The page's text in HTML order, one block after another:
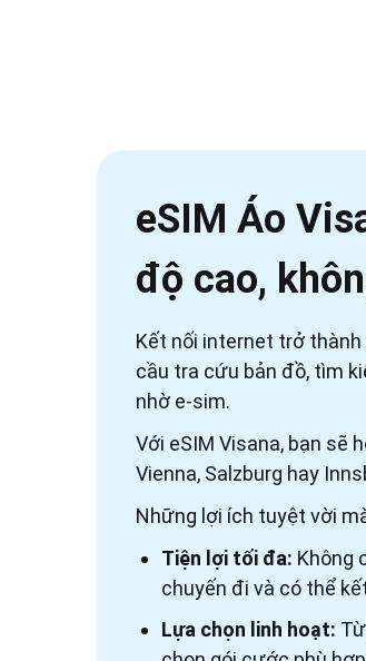
eSIM Áo
độ cao,
Kết nối internet trở thành
cầu tra cứu bản đồ, tìm
nhờ e-sim.
Với eSIM Visana, bạn sẽ
Vienna, Salzburg hay
Những lợi ích tuyệt vời
Tiện lợi tối đa: Không
chuyến đi và có thể
Lựa chọn linh hoạt: